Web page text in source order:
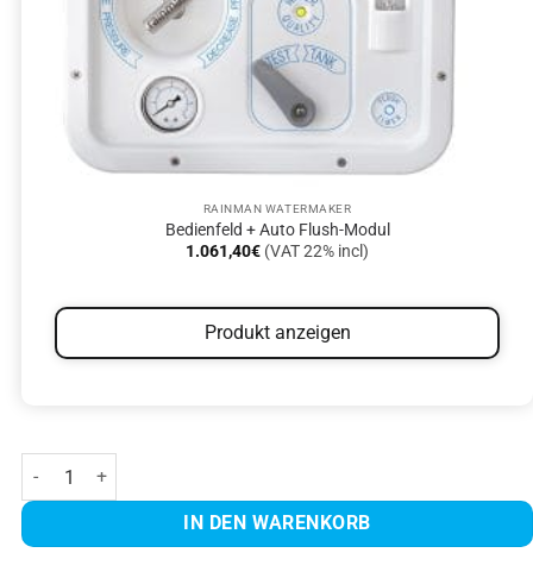
RAINMAN WATERMAKER
Bedienfeld + Auto Flush-Modul
1.061,40€ (VAT 22% incl)
Produkt anzeigen
Modular 24V DC 55 Menge
IN DEN WARENKORB